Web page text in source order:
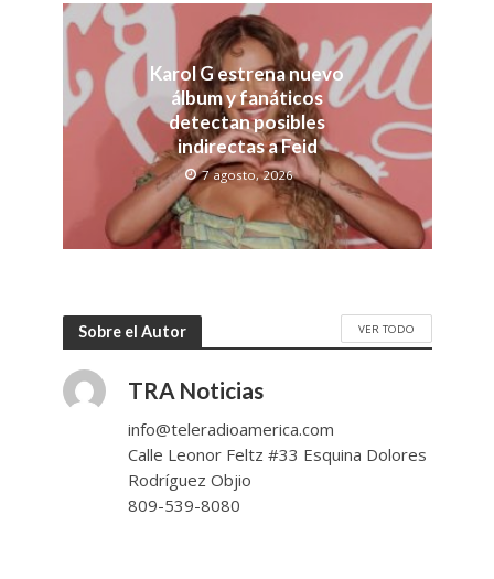
Karol G estrena nuevo
álbum y fanáticos
detectan posibles
indirectas a Feid
7 agosto, 2026
Sobre el Autor VER TODO
TRA Noticias
info@teleradioamerica.com
Calle Leonor Feltz #33 Esquina Dolores
Rodríguez Objio
809-539-8080